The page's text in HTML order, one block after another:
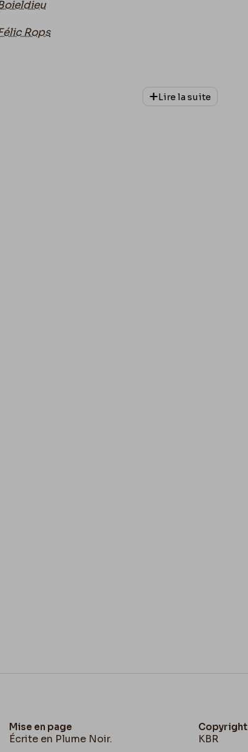
Rops
Lire la suite
Mise en page
Écrite en Plume Noir.
Copyright
KBR